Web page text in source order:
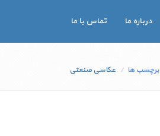
درباره ما تماس با ما
برچسب ها عکاسی صنعتی